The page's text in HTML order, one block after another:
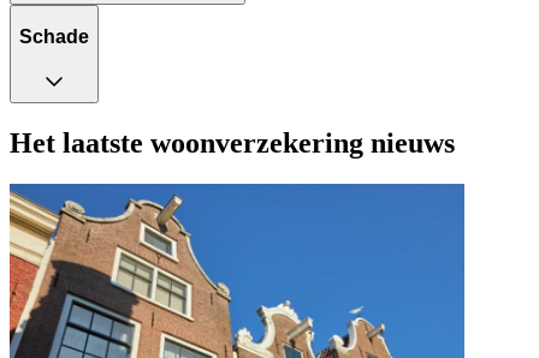
Schade
Het laatste woonverzekering nieuws